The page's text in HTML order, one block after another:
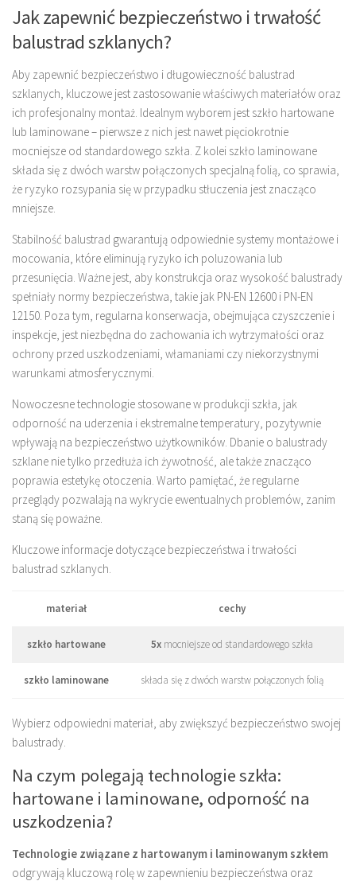
Jak zapewnić bezpieczeństwo i trwałość
balustrad szklanych?
Aby zapewnić bezpieczeństwo i długowieczność balustrad
szklanych, kluczowe jest zastosowanie właściwych materiałów oraz
ich profesjonalny montaż. Idealnym wyborem jest szkło hartowane
lub laminowane – pierwsze z nich jest nawet pięciokrotnie
mocniejsze od standardowego szkła. Z kolei szkło laminowane
składa się z dwóch warstw połączonych specjalną folią, co sprawia,
że ryzyko rozsypania się w przypadku stłuczenia jest znacząco
mniejsze.
Stabilność balustrad gwarantują odpowiednie systemy montażowe i
mocowania, które eliminują ryzyko ich poluzowania lub
przesunięcia. Ważne jest, aby konstrukcja oraz wysokość balustrady
spełniały normy bezpieczeństwa, takie jak PN-EN 12600 i PN-EN
12150. Poza tym, regularna konserwacja, obejmująca czyszczenie i
inspekcje, jest niezbędna do zachowania ich wytrzymałości oraz
ochrony przed uszkodzeniami, włamaniami czy niekorzystnymi
warunkami atmosferycznymi.
Nowoczesne technologie stosowane w produkcji szkła, jak
odporność na uderzenia i ekstremalne temperatury, pozytywnie
wpływają na bezpieczeństwo użytkowników. Dbanie o balustrady
szklane nie tylko przedłuża ich żywotność, ale także znacząco
poprawia estetykę otoczenia. Warto pamiętać, że regularne
przeglądy pozwalają na wykrycie ewentualnych problemów, zanim
staną się poważne.
Kluczowe informacje dotyczące bezpieczeństwa i trwałości
balustrad szklanych.
materiał cechy
szkło hartowane 5x mocniejsze od standardowego szkła
szkło laminowane składa się z dwóch warstw połączonych folią
Wybierz odpowiedni materiał, aby zwiększyć bezpieczeństwo swojej
balustrady.
Na czym polegają technologie szkła:
hartowane i laminowane, odporność na
uszkodzenia?
Technologie związane z hartowanym i laminowanym szkłem
odgrywają kluczową rolę w zapewnieniu bezpieczeństwa oraz